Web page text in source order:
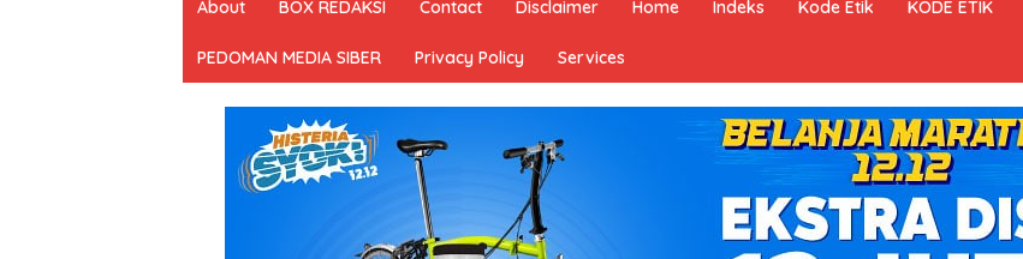
About BOX REDAKSI Contact Disclaimer Home Indeks Kode Etik KODE ETIK
PEDOMAN MEDIA SIBER Privacy Policy Services